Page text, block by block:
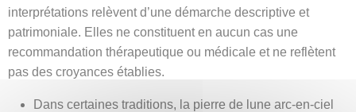
interprétations relèvent d’une démarche descriptive et
patrimoniale. Elles ne constituent en aucun cas une
recommandation thérapeutique ou médicale et ne reflètent
pas des croyances établies.
Dans certaines traditions, la pierre de lune arc-en-ciel